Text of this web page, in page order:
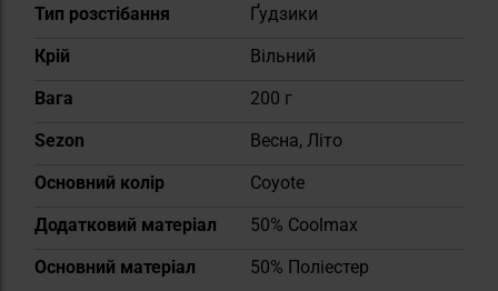
Тип розстібання
Ґудзики
Крій
Вільний
Вага
200 г
Sezon
Весна, Літо
Основний колір
Coyote
Додатковий матеріал
50% Coolmax
Основний матеріал
50% Поліестер